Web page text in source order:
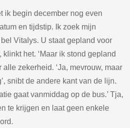
ik begin december nog even
en tijdstip. Ik zoek mijn
Vitalys. U staat gepland voor
het. ‘Maar ik stond gepland
alle zekerheid. ‘Ja, mevrouw, maar
snibt de andere kant van de lijn.
gaat vanmiddag op de bus.’ Tja,
te krijgen en laat geen enkele